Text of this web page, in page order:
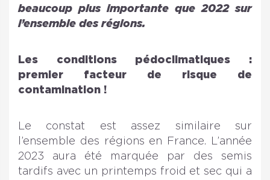
beaucoup plus importante que 2022 sur
l’ensemble des régions.
Les conditions pédoclimatiques :
premier facteur de risque de
contamination !
Le constat est assez similaire sur
l’ensemble des régions en France. L’année
2023 aura été marquée par des semis
tardifs avec un printemps froid et sec qui a